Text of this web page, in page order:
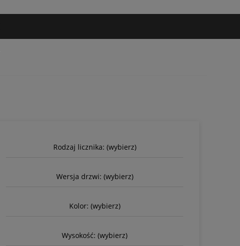
Rodzaj licznika: (wybierz)
Wersja drzwi: (wybierz)
Kolor: (wybierz)
Wysokość: (wybierz)